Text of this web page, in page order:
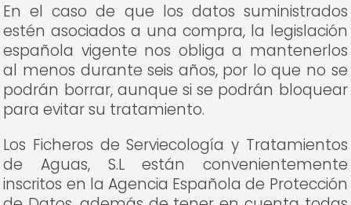
En el caso de que los datos suministrados
estén asociados a una compra, la legislación
española vigente nos obliga a mantenerlos
al menos durante seis años, por lo que no se
podrán borrar, aunque si se podrán bloquear
para evitar su tratamiento.
Los Ficheros de Serviecología y Tratamientos
de Aguas, S.L están convenientemente
inscritos en la Agencia Española de Protección